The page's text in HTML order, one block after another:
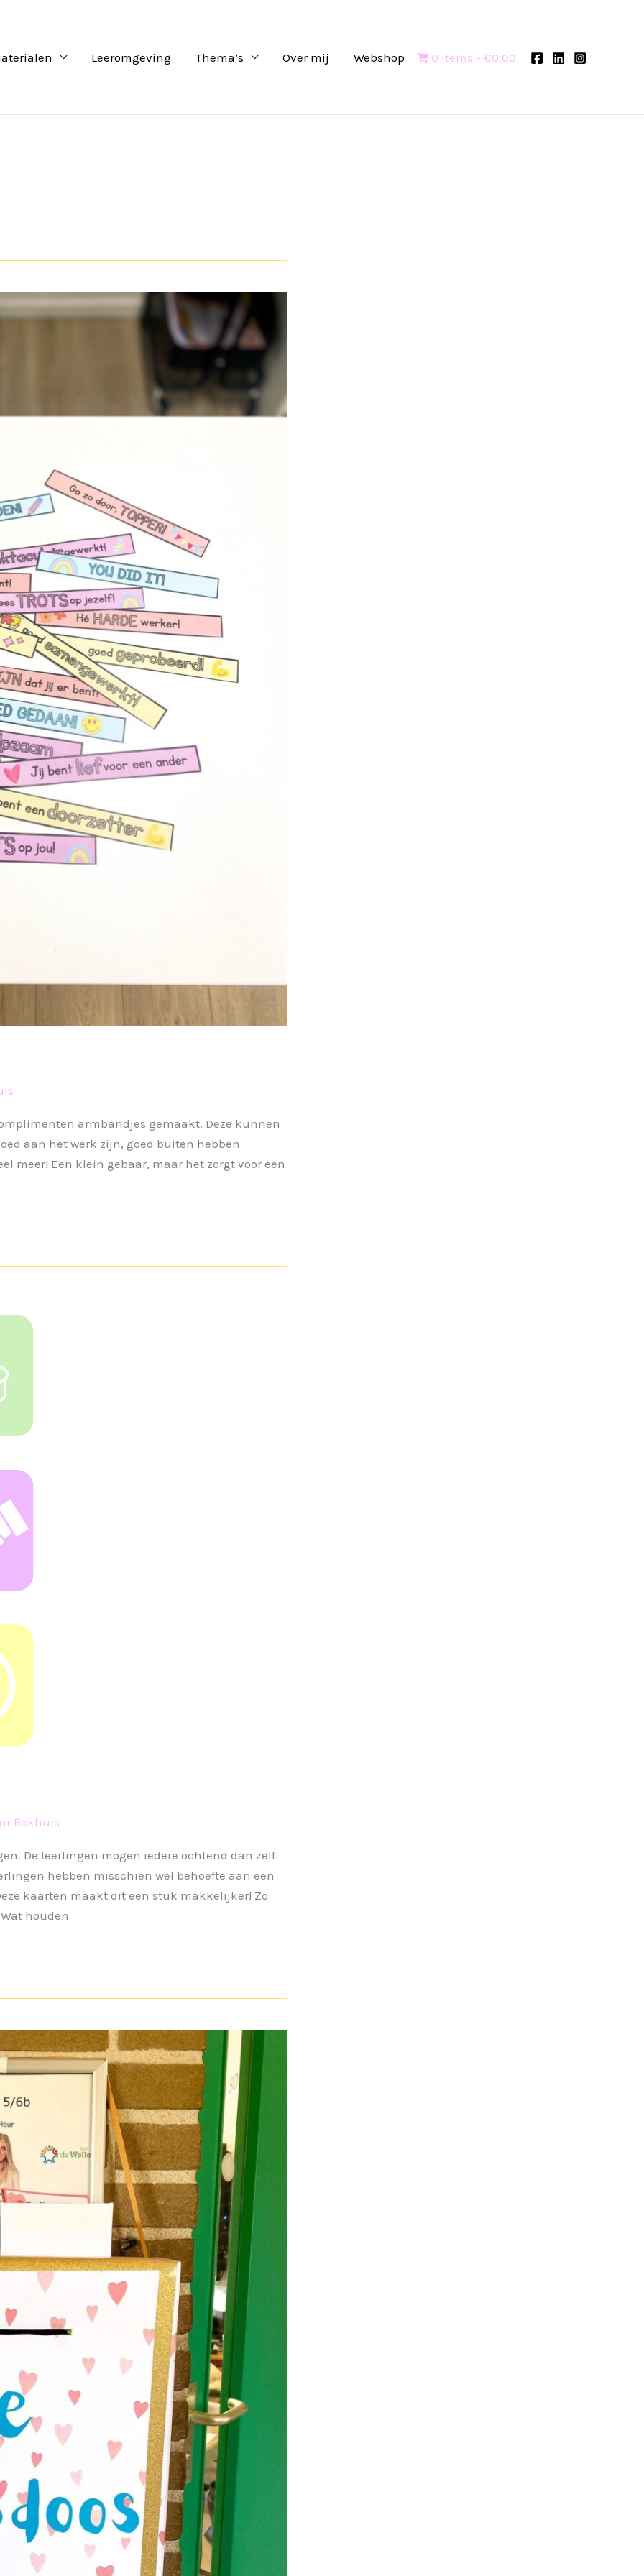
Leeromgeving Thema’s Over mij Webshop 0 items €0.00
armbandjes gemaakt. Deze kunnen
aan het werk zijn, goed buiten hebben
meer! Een klein gebaar, maar het zorgt voor een
Bekhuis
De leerlingen mogen iedere ochtend dan zelf
hebben misschien wel behoefte aan een
kaarten maakt dit een stuk makkelijker! Zo
houden